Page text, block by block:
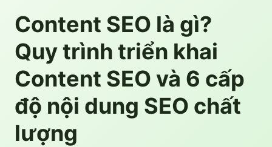
Content SEO là gì?
Quy trình triển khai
Content SEO và 6 cấp
độ nội dung SEO chất
lượng